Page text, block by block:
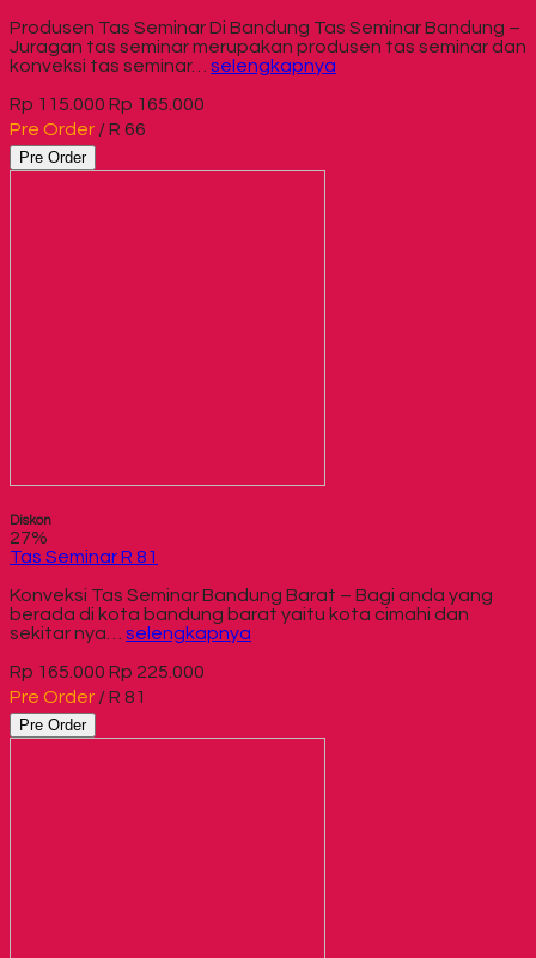
Produsen Tas Seminar Di Bandung Tas Seminar Bandung –
Juragan tas seminar merupakan produsen tas seminar dan
konveksi tas seminar… selengkapnya
Rp 115.000 Rp 165.000
Pre Order / R 66
Pre Order
Diskon
27%
Tas Seminar R 81
Konveksi Tas Seminar Bandung Barat – Bagi anda yang
berada di kota bandung barat yaitu kota cimahi dan
sekitar nya… selengkapnya
Rp 165.000 Rp 225.000
Pre Order / R 81
Pre Order